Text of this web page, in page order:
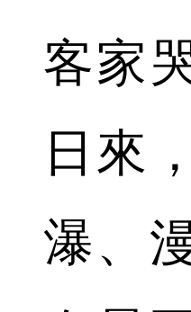
客家
日來
瀑、